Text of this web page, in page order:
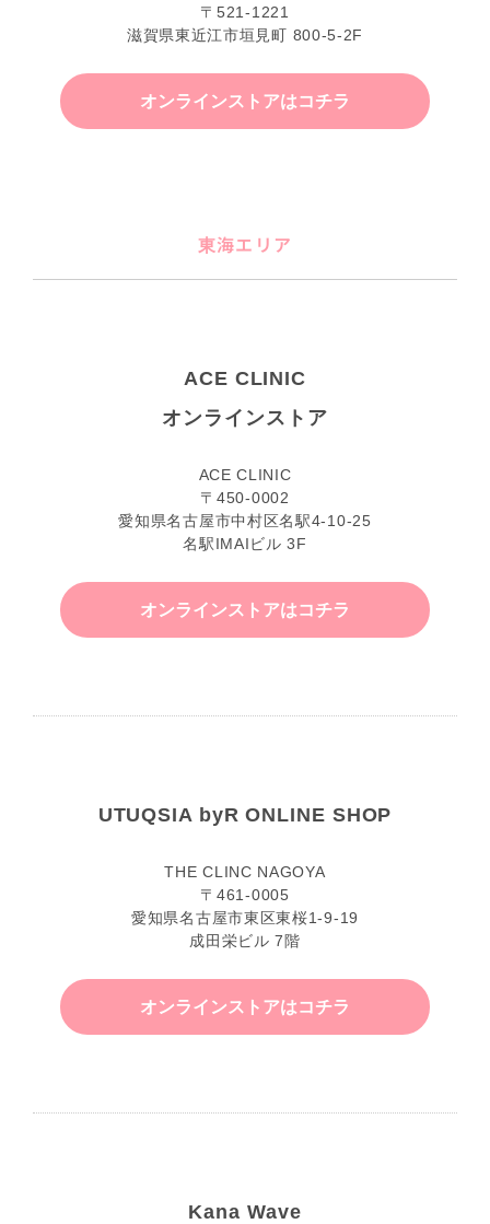
〒521-1221
滋賀県東近江市垣見町 800-5-2F
オンラインストアはコチラ
東海エリア
ACE CLINIC
オンラインストア
ACE CLINIC
〒450-0002
愛知県名古屋市中村区名駅4-10-25
名駅IMAIビル 3F
オンラインストアはコチラ
UTUQSIA byR ONLINE SHOP
THE CLINC NAGOYA
〒461-0005
愛知県名古屋市東区東桜1-9-19
成田栄ビル 7階
オンラインストアはコチラ
Kana Wave